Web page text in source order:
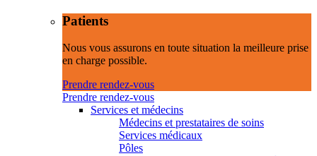
Patients
Nous vous assurons en toute situation la meilleure prise
en charge possible.
Prendre rendez-vous
Prendre rendez-vous
Services et médecins
Médecins et prestataires de soins
Services médicaux
Pôles